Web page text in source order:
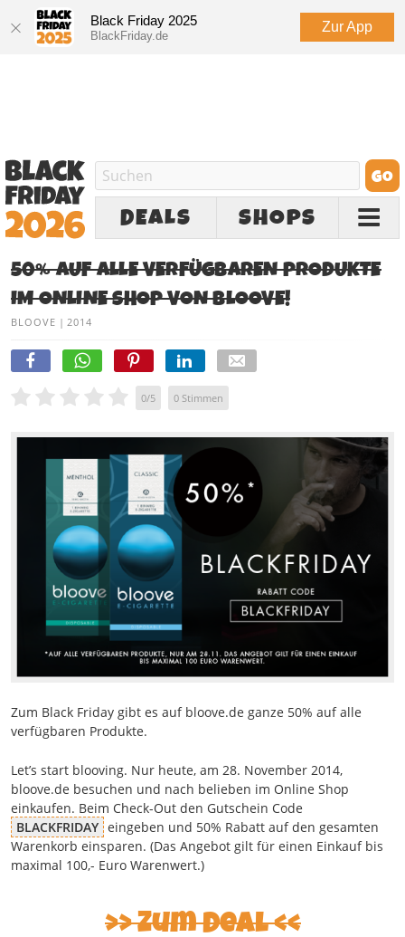
Black Friday 2025
BlackFriday.de
Zur App
DEALS SHOPS
50% AUF ALLE VERFÜGBAREN PRODUKTE
IM ONLINE SHOP VON BLOOVE!
BLOOVE | 2014
0/5 0 Stimmen
Zum Black Friday gibt es auf bloove.de ganze 50% auf alle
verfügbaren Produkte.
Let’s start blooving. Nur heute, am 28. November 2014,
bloove.de besuchen und nach belieben im Online Shop
einkaufen. Beim Check-Out den Gutschein Code
BLACKFRIDAY eingeben und 50% Rabatt auf den gesamten
Warenkorb einsparen. (Das Angebot gilt für einen Einkauf bis
maximal 100,- Euro Warenwert.)
>> Zum Deal <<